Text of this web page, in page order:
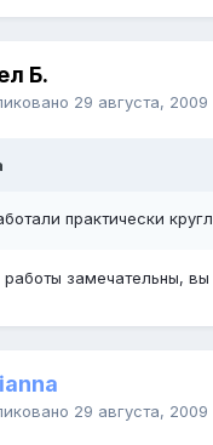
Б.
29 августа, 2009
практически
замечательны, вы
29 августа, 2009